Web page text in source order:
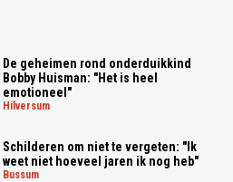
De geheimen rond onderduikkind
Bobby Huisman: "Het is heel
emotioneel"
hilversum
Schilderen om niet te vergeten: "Ik
weet niet hoeveel jaren ik nog heb"
bussum